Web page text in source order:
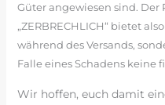
Güter angewiesen sind. Der
„ZERBRECHLICH“ bietet
während des Versands,
Falle eines Schadens
Wir hoffen, euch damit